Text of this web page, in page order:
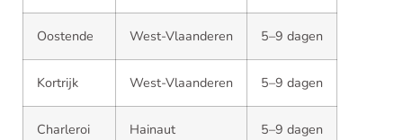
Oostende West-Vlaanderen 5–9 dagen
Kortrijk West-Vlaanderen 5–9 dagen
Charleroi Hainaut 5–9 dagen